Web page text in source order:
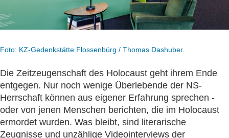
Foto: KZ-Gedenkstätte Flossenbürg / Thomas Dashuber.
Die Zeitzeugenschaft des Holocaust geht ihrem Ende
entgegen. Nur noch wenige Überlebende der NS-
Herrschaft können aus eigener Erfahrung sprechen -
oder von jenen Menschen berichten, die im Holocaust
ermordet wurden. Was bleibt, sind literarische
Zeugnisse und unzählige Videointerviews der